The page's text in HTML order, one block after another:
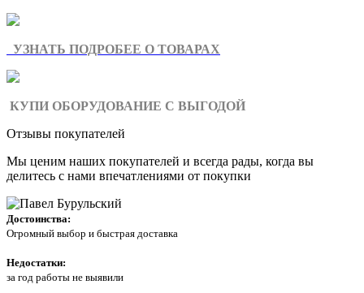
УЗНАТЬ ПОДРОБЕЕ О ТОВАРАХ
КУПИ ОБОРУДОВАНИЕ С ВЫГОДОЙ
Отзывы покупателей
Мы ценим наших покупателей и всегда рады, когда вы
делитесь с нами впечатлениями от покупки
Достоинства:
Огромный выбор и быстрая доставка
Недостатки:
за год работы не выявили